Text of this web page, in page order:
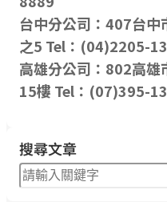
台中分公司：407台
之5 Tel：(04)2205-
高雄分公司：802高
15樓 Tel：(07)395-
搜尋文章
搜
尋